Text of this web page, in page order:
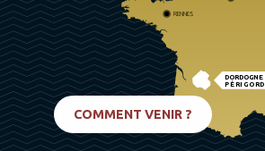
DORDOGNE
PÉRIGORD
RENNES
COMMENT VENIR ?